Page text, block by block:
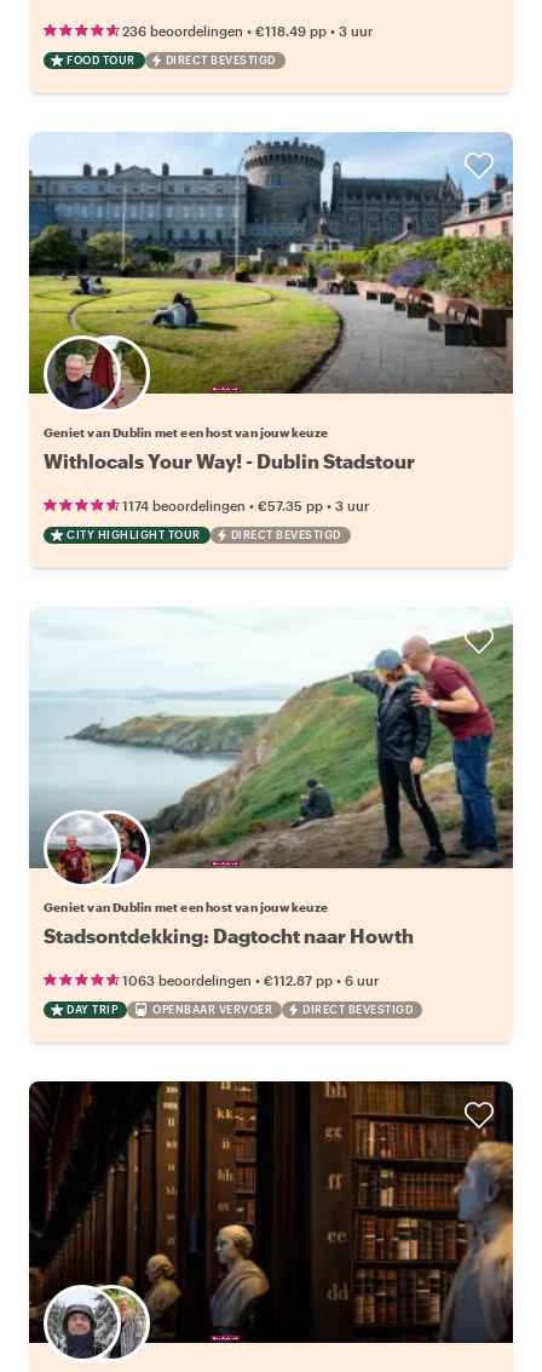
236 beoordelingen • €118.49 pp • 3 uur
FOOD TOUR DIRECT BEVESTIGD
Kies jouw favoriete local
Geniet van Dublin met een host van jouw keuze
Withlocals Your Way! - Dublin Stadstour
1174 beoordelingen • €57.35 pp • 3 uur
CITY HIGHLIGHT TOUR DIRECT BEVESTIGD
Kies jouw favoriete local
Geniet van Dublin met een host van jouw keuze
Stadsontdekking: Dagtocht naar Howth
1063 beoordelingen • €112.87 pp • 6 uur
DAY TRIP OPENBAAR VERVOER DIRECT BEVESTIGD
Kies jouw favoriete local